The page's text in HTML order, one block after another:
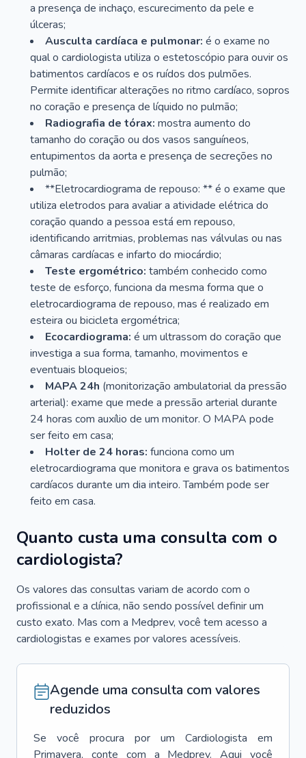
a presença de inchaço, escurecimento da pele e
úlceras;
Ausculta cardíaca e pulmonar: é o exame no
qual o cardiologista utiliza o estetoscópio para ouvir os
batimentos cardíacos e os ruídos dos pulmões.
Permite identificar alterações no ritmo cardíaco, sopros
no coração e presença de líquido no pulmão;
Radiografia de tórax: mostra aumento do
tamanho do coração ou dos vasos sanguíneos,
entupimentos da aorta e presença de secreções no
pulmão;
**Eletrocardiograma de repouso: ** é o exame que
utiliza eletrodos para avaliar a atividade elétrica do
coração quando a pessoa está em repouso,
identificando arritmias, problemas nas válvulas ou nas
câmaras cardíacas e infarto do miocárdio;
Teste ergométrico: também conhecido como
teste de esforço, funciona da mesma forma que o
eletrocardiograma de repouso, mas é realizado em
esteira ou bicicleta ergométrica;
Ecocardiograma: é um ultrassom do coração que
investiga a sua forma, tamanho, movimentos e
eventuais bloqueios;
MAPA 24h (monitorização ambulatorial da pressão
arterial): exame que mede a pressão arterial durante
24 horas com auxílio de um monitor. O MAPA pode
ser feito em casa;
Holter de 24 horas: funciona como um
eletrocardiograma que monitora e grava os batimentos
cardíacos durante um dia inteiro. Também pode ser
feito em casa.
Quanto custa uma consulta com o
cardiologista?
Os valores das consultas variam de acordo com o
profissional e a clínica, não sendo possível definir um
custo exato. Mas com a Medprev, você tem acesso a
cardiologistas e exames por valores acessíveis.
Agende uma consulta com valores
reduzidos
Se você procura por um Cardiologista
em
Primavera, conte com a Medprev. Aqui você